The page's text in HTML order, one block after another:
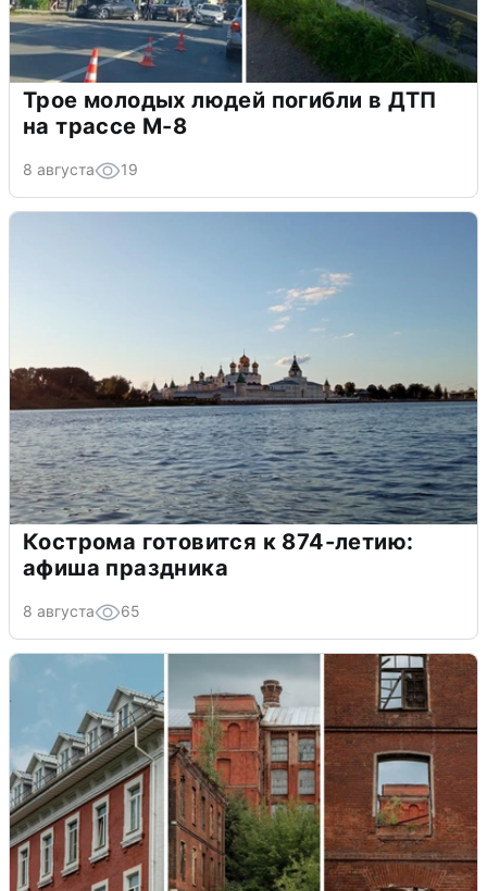
Трое молодых людей погибли в ДТП
на трассе М-8
8 августа 19
Кострома готовится к 874-летию:
афиша праздника
8 августа 65